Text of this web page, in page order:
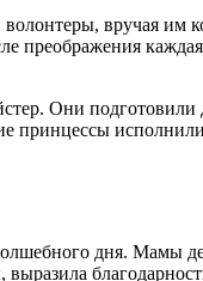
волонтеры, вручая
преображения
Они подготовили
принцессы
дня. Мамы